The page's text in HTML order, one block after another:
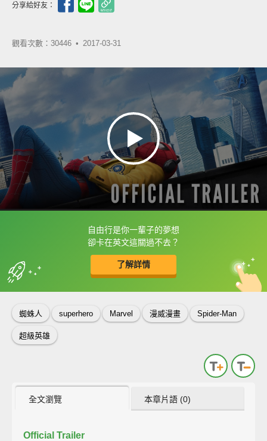
分享給好友：
觀看次數：30446 • 2017-03-31
自由行是你一輩子的夢想
卻卡在英文這關過不去？
了解詳情
框選或點兩下字幕可以直接查字典喔！
收錄佳句 中
英
蜘蛛人 superhero Marvel 漫威漫畫 Spider-Man
超級英雄
全文瀏覽 本章片語 (0)
Official Trailer